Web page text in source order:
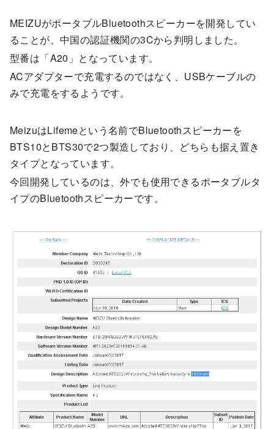
MEIZUがポータブルBluetoothスピーカーを開発してい
ることが、中国の認証機関の3Cから判明しました。
型番は「A20」となっています。
ACアダプターで充電するのではなく、USBケーブルの
みで充電をするようです。
MeizuはLifemeという名前でBluetoothスピーカーを
BTS10とBTS30で2つ製造しており、どちらも据え置き
タイプとなっています。
今回開発しているのは、外でも使用できるポータブルタ
イプのBluetoothスピーカーです。